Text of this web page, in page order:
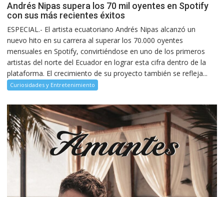
Andrés Nipas supera los 70 mil oyentes en Spotify
con sus más recientes éxitos
ESPECIAL.- El artista ecuatoriano Andrés Nipas alcanzó un
nuevo hito en su carrera al superar los 70.000 oyentes
mensuales en Spotify, convirtiéndose en uno de los primeros
artistas del norte del Ecuador en lograr esta cifra dentro de la
plataforma. El crecimiento de su proyecto también se refleja...
Curiosidades y Entretenimiento